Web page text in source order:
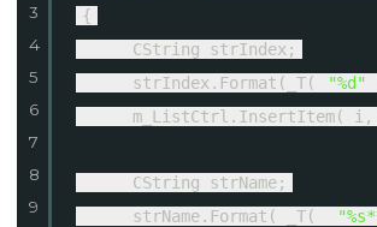
3
4
5
6
7
8
9
{
CString strIndex;
strIndex.Format(_T(
"%d"
m_ListCtrl.InsertItem(
CString strName;
strName.Format( _T(